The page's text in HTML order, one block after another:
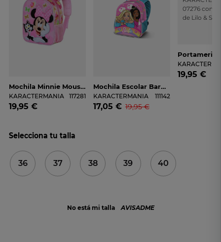
Mochila Minnie Mouse KARACTERMANIA 08174 Rosa Para Niña
KARACTERMANIA 117281
19,95 €
Mochila Escolar Barbie KARACTERMANIA 07438
KARACTERMANIA 111142
17,05 € 19,95 €
19,95 €
Selecciona tu talla
36 37 38 39 40
No está mi talla AVISADME